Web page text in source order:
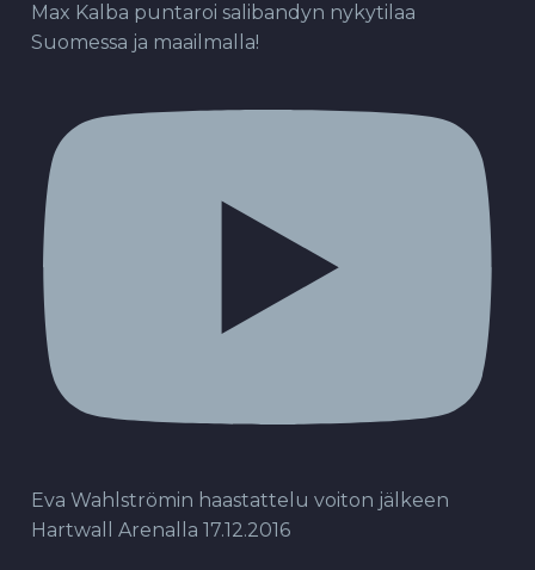
Max Kalba puntaroi salibandyn nykytilaa
Suomessa ja maailmalla!
Eva Wahlströmin haastattelu voiton jälkeen
Hartwall Arenalla 17.12.2016